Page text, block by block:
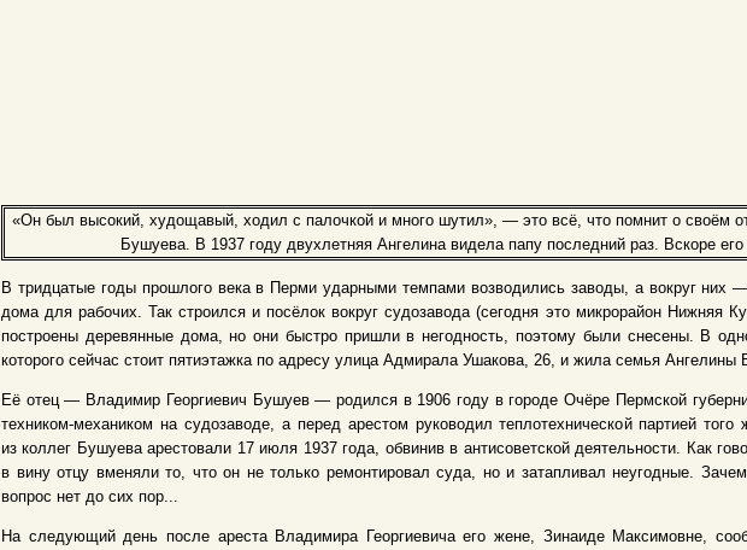
«Он был высокий, худощавый, ходил с палочкой и много шутил», — это всё, что помнит о своём
Бушуева. В 1937 году двухлетняя Ангелина видела папу последний раз. Вскоре его
В тридцатые годы прошлого века в Перми ударными темпами возводились заводы, а вокруг них
дома для рабочих. Так строился и посёлок вокруг судозавода (сегодня это микрорайон Нижняя
построены деревянные дома, но они быстро пришли в негодность, поэтому были снесены. В
которого сейчас стоит пятиэтажка по адресу улица Адмирала Ушакова, 26, и жила семья Ангелины
Её отец — Владимир Георгиевич Бушуев — родился в 1906 году в городе Очёре Пермской
техником-механиком на судозаводе, а перед арестом руководил теплотехнической партией
из коллег Бушуева арестовали 17 июля 1937 года, обвинив в антисоветской деятельности. Как
в вину отцу вменяли то, что он не только ремонтировал суда, но и затапливал неугодные.
вопрос нет до сих пор...
На следующий день после ареста Владимира Георгиевича его жене, Зинаиде Максимовне,